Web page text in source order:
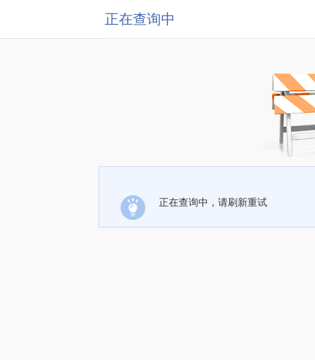
正在查询中
正在查询中，请刷新重试